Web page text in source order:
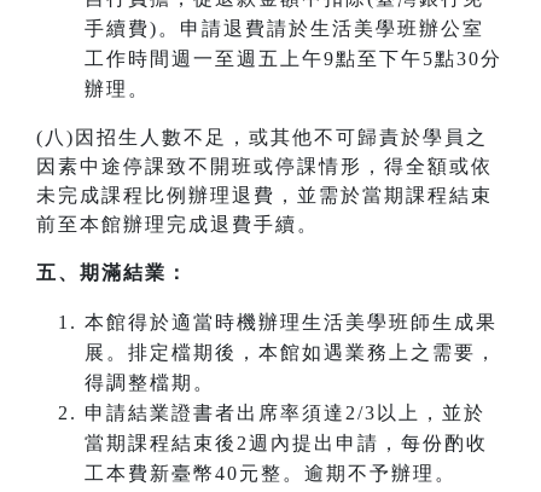
手續費)。申請退費請於生活美學班辦公室
工作時間週一至週五上午9點至下午5點30分
辦理。
(八)因招生人數不足，或其他不可歸責於學員之
因素中途停課致不開班或停課情形，得全額或依
未完成課程比例辦理退費，並需於當期課程結束
前至本館辦理完成退費手續。
五、期滿結業：
本館得於適當時機辦理生活美學班師生成果
展。排定檔期後，本館如遇業務上之需要，
得調整檔期。
申請結業證書者出席率須達2/3以上，並於
當期課程結束後2週內提出申請，每份酌收
工本費新臺幣40元整。逾期不予辦理。